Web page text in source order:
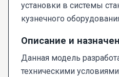
установки в системы
кузнечного
Описание и
Данная модель
техническими